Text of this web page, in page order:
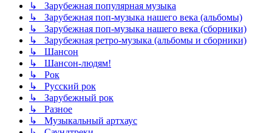
↳ Зарубежная популярная музыка
↳ Зарубежная поп-музыка нашего века (альбомы)
↳ Зарубежная поп-музыка нашего века (сборники)
↳ Зарубежная ретро-музыка (альбомы и сборники)
↳ Шансон
↳ Шансон-людям!
↳ Рок
↳ Русский рок
↳ Зарубежный рок
↳ Разное
↳ Музыкальный артхаус